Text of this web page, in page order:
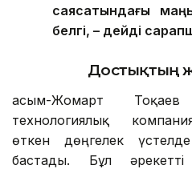
саясатындағы
белгі, – дейді
Достықтың
Қасым-Жомарт
технологиялық
өткен дөңгелек
бастады. Бұл